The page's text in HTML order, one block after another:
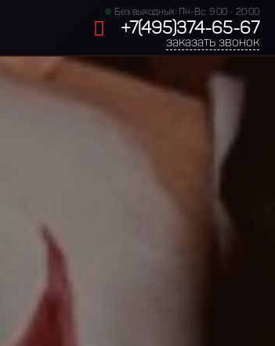
Без выходных: Пн-Вс: 9:00 - 20:00
+7(495)374-65-67
заказать звонок